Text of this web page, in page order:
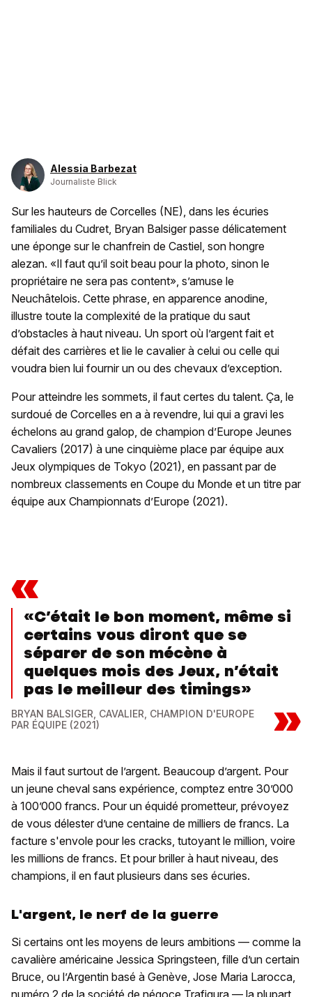
Alessia Barbezat
Journaliste Blick
Sur les hauteurs de Corcelles (NE), dans les écuries
familiales du Cudret, Bryan Balsiger passe délicatement
une éponge sur le chanfrein de Castiel, son hongre
alezan. «Il faut qu’il soit beau pour la photo, sinon le
propriétaire ne sera pas content», s’amuse le
Neuchâtelois. Cette phrase, en apparence anodine,
illustre toute la complexité de la pratique du saut
d’obstacles à haut niveau. Un sport où l’argent fait et
défait des carrières et lie le cavalier à celui ou celle qui
voudra bien lui fournir un ou des chevaux d’exception.
Pour atteindre les sommets, il faut certes du talent. Ça, le
surdoué de Corcelles en a à revendre, lui qui a gravi les
échelons au grand galop, de champion d’Europe Jeunes
Cavaliers (2017) à une cinquième place par équipe aux
Jeux olympiques de Tokyo (2021), en passant par de
nombreux classements en Coupe du Monde et un titre par
équipe aux Championnats d’Europe (2021).
«
«C’était le bon moment, même si
certains vous diront que se
séparer de son mécène à
quelques mois des Jeux, n’était
pas le meilleur des timings»
BRYAN BALSIGER, CAVALIER, CHAMPION D'EUROPE
PAR ÉQUIPE (2021)
»
Mais il faut surtout de l’argent. Beaucoup d’argent. Pour
un jeune cheval sans expérience, comptez entre 30’000
à 100’000 francs. Pour un équidé prometteur, prévoyez
de vous délester d’une centaine de milliers de francs. La
facture s'envole pour les cracks, tutoyant le million, voire
les millions de francs. Et pour briller à haut niveau, des
champions, il en faut plusieurs dans ses écuries.
L'argent, le nerf de la guerre
Si certains ont les moyens de leurs ambitions — comme la
cavalière américaine Jessica Springsteen, fille d’un certain
Bruce, ou l’Argentin basé à Genève, Jose Maria Larocca,
numéro 2 de la société de négoce Trafigura — la plupart